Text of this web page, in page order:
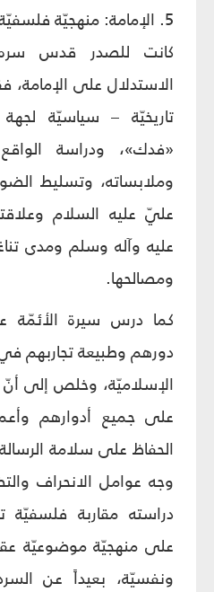
5. الإمامة: منهجيّة فلسفيّة تحليليّة
كانت للصدر قدس
الاستدلال على الإمامة،
تاريخيّة – سياسيّة
«فدك»، ودراسة
وملابساته، وتسليط
عليّ عليه السلام
عليه وآله وسلم ومدى
ومصالحها.
كما درس سيرة الأئمّة
دورهم وطبيعة تجاربهم في
الإسلاميّة، وخلص إلى
على جميع أدوارهم
الحفاظ على سلامة
وجه عوامل الانحراف
دراسته مقاربة فلسفيّة
على منهجيّة موضوعيّة
ونفسيّة، بعيداً عن